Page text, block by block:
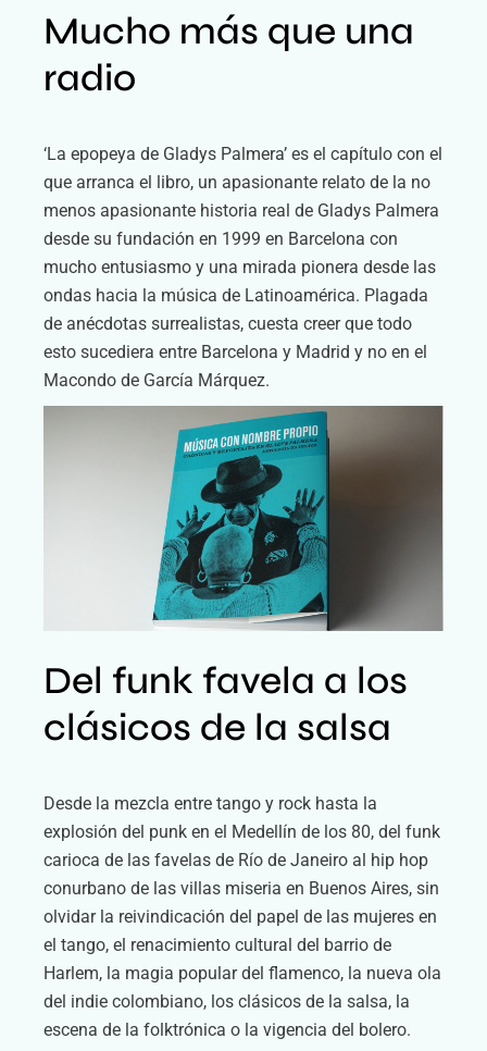
Mucho más que una
radio
‘La epopeya de Gladys Palmera’ es el capítulo con el
que arranca el libro, un apasionante relato de la no
menos apasionante historia real de Gladys Palmera
desde su fundación en 1999 en Barcelona con
mucho entusiasmo y una mirada pionera desde las
ondas hacia la música de Latinoamérica. Plagada
de anécdotas surrealistas, cuesta creer que todo
esto sucediera entre Barcelona y Madrid y no en el
Macondo de García Márquez.
Del funk favela a los
clásicos de la salsa
Desde la mezcla entre tango y rock hasta la
explosión del punk en el Medellín de los 80, del funk
carioca de las favelas de Río de Janeiro al hip hop
conurbano de las villas miseria en Buenos Aires, sin
olvidar la reivindicación del papel de las mujeres en
el tango, el renacimiento cultural del barrio de
Harlem, la magia popular del flamenco, la nueva ola
del indie colombiano, los clásicos de la salsa, la
escena de la folktrónica o la vigencia del bolero.